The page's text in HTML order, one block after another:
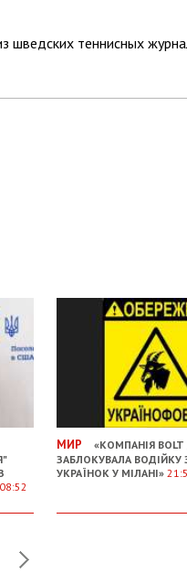
шведских теннисных
08:52
МИР
«КОМПАНІЯ
ЗАБЛОКУВАЛА ВОДІЙКУ
УКРАЇНОК У МІЛАНІ»